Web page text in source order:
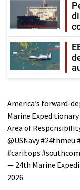
America’s forward-
Marine
Area of
@USNavy#24thmeu
#caribops #southcom
— 24th Marine
2026